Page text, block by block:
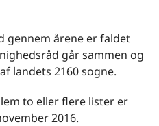
gennem årene er faldet
går sammen og
landets 2160 sogne.
to eller flere lister er
2016.